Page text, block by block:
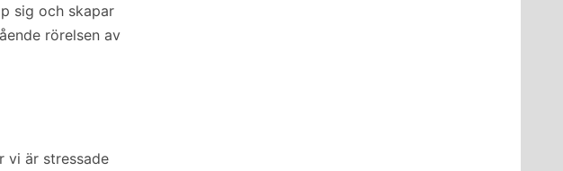
sig och skapar
rörelsen av
vi är stressade